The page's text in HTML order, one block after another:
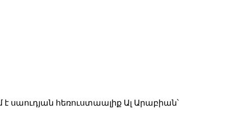
սաուդյան հեռուստաալիք Ալ Արաբիան՝